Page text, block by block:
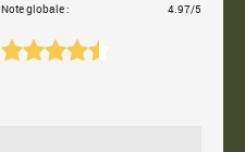
Note globale : 4.97/5